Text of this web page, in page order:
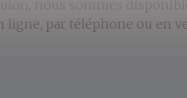
nous sommes
ligne, par téléphone ou en